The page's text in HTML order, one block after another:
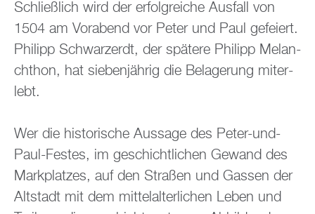
Schlie­ß­lich wird der er­folg­rei­che Aus­fall von
1504 am Vor­abend vor Peter und Paul ge­fei­ert.
Phil­ipp Schwarz­erdt, der spä­te­re Phil­ipp Me­lan­
chthon, hat sie­ben­jäh­rig die Be­la­ge­rung mit­er­
lebt.
Wer die his­to­ri­sche Aus­sa­ge des Peter-und-
Paul-Fes­tes, im ge­schicht­li­chen Ge­wand des
Mark­plat­zes, auf den Stra­ßen und Gas­sen der
Alt­stadt mit dem mit­tel­al­ter­li­chen Leben und